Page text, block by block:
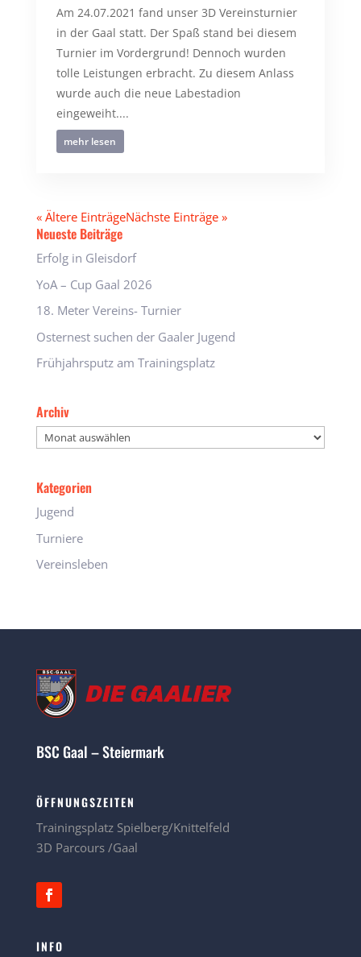
Am 24.07.2021 fand unser 3D Vereinsturnier
in der Gaal statt. Der Spaß stand bei diesem
Turnier im Vordergrund! Dennoch wurden
tolle Leistungen erbracht. Zu diesem Anlass
wurde auch die neue Labestadion
eingeweiht....
mehr lesen
« Ältere EinträgeNächste Einträge »
Neueste Beiträge
Erfolg in Gleisdorf
YoA – Cup Gaal 2026
18. Meter Vereins- Turnier
Osternest suchen der Gaaler Jugend
Frühjahrsputz am Trainingsplatz
Archiv
Archiv
Kategorien
Jugend
Turniere
Vereinsleben
BSC Gaal – Steiermark
ÖFFNUNGSZEITEN
Trainingsplatz Spielberg/Knittelfeld
3D Parcours /Gaal
INFO